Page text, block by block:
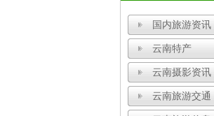
国内旅游资讯
云南特产
云南摄影资讯
云南旅游交通